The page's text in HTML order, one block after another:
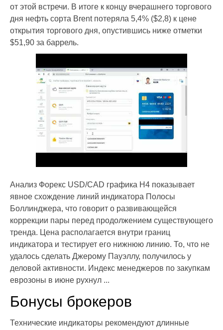
от этой встречи. В итоге к концу вчерашнего торгового
дня нефть сорта Brent потеряла 5,4% ($2,8) к цене
открытия торгового дня, опустившись ниже отметки
$51,90 за баррель.
Анализ Форекс USD/CAD графика Н4 показывает
явное схождение линий индикатора Полосы
Боллинджера, что говорит о развивающейся
коррекции пары перед продолжением существующего
тренда. Цена располагается внутри границ
индикатора и тестирует его нижнюю линию. То, что не
удалось сделать Джерому Пауэллу, получилось у
деловой активности. Индекс менеджеров по закупкам
еврозоны в июне рухнул ...
Бонусы брокеров
Технические индикаторы рекомендуют длинные